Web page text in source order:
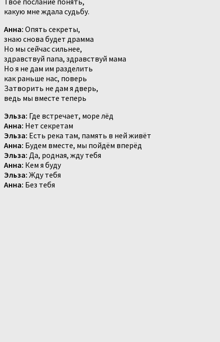
какую мне ждала судьбу.
Анна: Опять секреты,
знаю снова будет драмма
Но мы сейчас сильнее,
здравствуй папа, здравствуй мама
Но я не дам им разделить
как раньше нас, поверь
Затворить не дам я дверь,
ведь мы вместе теперь
Эльза: Где встречает, море лёд
Анна: Нет секретам
Эльза: Есть река там, память в ней живёт
Анна: Будем вместе, мы пойдём вперёд
Эльза: Да, родная, жду тебя
Анна: Кем я буду
Эльза: Жду тебя
Анна: Без тебя